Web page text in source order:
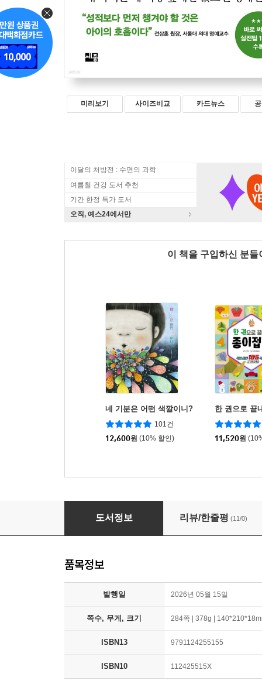
미리보기 사이즈비교 카드뉴스
이달의 처방전 : 수면의 과학
여름철 건강 도서 추천
기간 한정 특가 도서
오직, 예스24에서만
이 책을 구입하신 분
네 기분은 어떤 색깔이니?
101건
12,600원 (10% 할인)
한 권으로 끝
11,520원
1분 호흡이 아이의 뇌를 바꾼다
도서정보 리뷰/한줄평 (11/0)
품목정보
발행일 2026년 05월 15일
쪽수, 무게, 크기 284쪽 | 378g |
ISBN13 9791124255155
ISBN10 112425515X